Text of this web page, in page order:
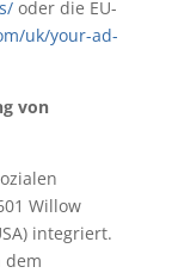
oder die EU-
uk/your-ad-
von
Willow
integriert.
dem